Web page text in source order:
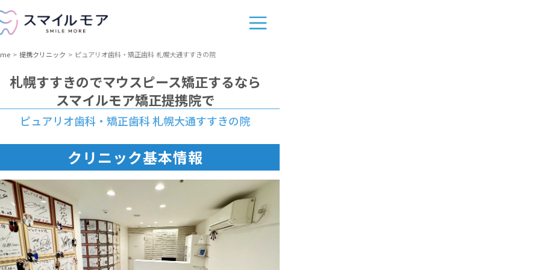
提携クリニック ピュアリオ歯科・矯正歯科 札幌大通すすきの院
札幌すすきのでマウスピース矯正するなら
スマイルモア矯正提携院で
ピュアリオ歯科・矯正歯科 札幌大通すすきの院
クリニック基本情報